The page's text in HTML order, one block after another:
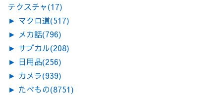
テクスチャ(17)
► マクロ道(517)
► メカ話(796)
► サブカル(208)
► 日用品(256)
► カメラ(939)
► たべもの(8751)